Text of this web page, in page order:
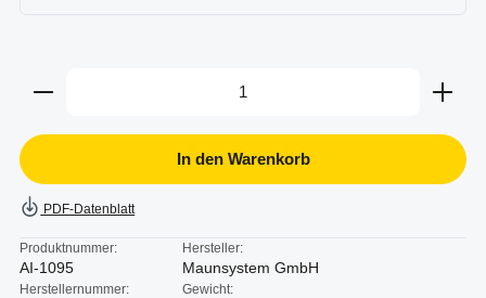
Produkt Anzahl: Gib den gewünschten Wert ein
In den Warenkorb
PDF-Datenblatt
Produktnummer:
AI-1095
Hersteller:
Maunsystem GmbH
Herstellernummer: Gewicht: